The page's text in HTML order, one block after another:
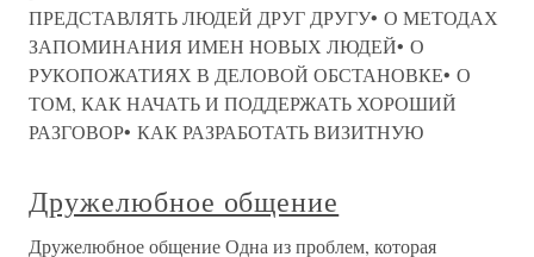
ПРЕДСТАВЛЯТЬ ЛЮДЕЙ ДРУГ ДРУГУ• О МЕТОДАХ
ЗАПОМИНАНИЯ ИМЕН НОВЫХ ЛЮДЕЙ• О
РУКОПОЖАТИЯХ В ДЕЛОВОЙ ОБСТАНОВКЕ• О
ТОМ, КАК НАЧАТЬ И ПОДДЕРЖАТЬ ХОРОШИЙ
РАЗГОВОР• КАК РАЗРАБОТАТЬ ВИЗИТНУЮ
Дружелюбное общение
Дружелюбное общение Одна из проблем, которая